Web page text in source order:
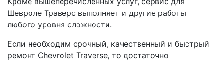
Шевроле Траверс выполняет и другие работы
любого уровня сложности.
Если необходим срочный, качественный и быстрый
ремонт Chevrolet Traverse, то достаточно